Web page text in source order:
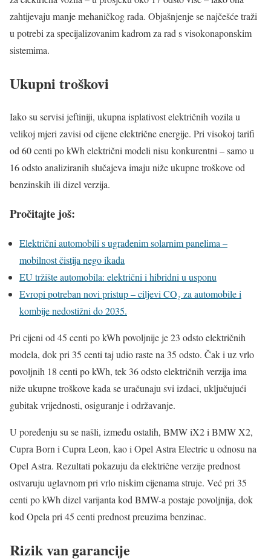
zahtijevaju manje mehaničkog rada. Objašnjenje se najčešće traži
u potrebi za specijalizovanim kadrom za rad s visokonaponskim
sistemima.
Ukupni troškovi
Iako su servisi jeftiniji, ukupna isplativost električnih vozila u
velikoj mjeri zavisi od cijene električne energije. Pri visokoj tarifi
od 60 centi po kWh električni modeli nisu konkurentni – samo u
16 odsto analiziranih slučajeva imaju niže ukupne troškove od
benzinskih ili dizel verzija.
Pročitajte još:
Električni automobili s ugrađenim solarnim panelima –
mobilnost čistija nego ikada
EU tržište automobila: električni i hibridni u usponu
Evropi potreban novi pristup – ciljevi CO₂ za automobile i
kombije nedostižni do 2035.
Pri cijeni od 45 centi po kWh povoljnije je 23 odsto električnih
modela, dok pri 35 centi taj udio raste na 35 odsto. Čak i uz vrlo
povoljnih 18 centi po kWh, tek 36 odsto električnih verzija ima
niže ukupne troškove kada se uračunaju svi izdaci, uključujući
gubitak vrijednosti, osiguranje i održavanje.
U poređenju su se našli, između ostalih, BMW iX2 i BMW X2,
Cupra Born i Cupra Leon, kao i Opel Astra Electric u odnosu na
Opel Astra. Rezultati pokazuju da električne verzije prednost
ostvaruju uglavnom pri vrlo niskim cijenama struje. Već pri 35
centi po kWh dizel varijanta kod BMW-a postaje povoljnija, dok
kod Opela pri 45 centi prednost preuzima benzinac.
Rizik van garancije